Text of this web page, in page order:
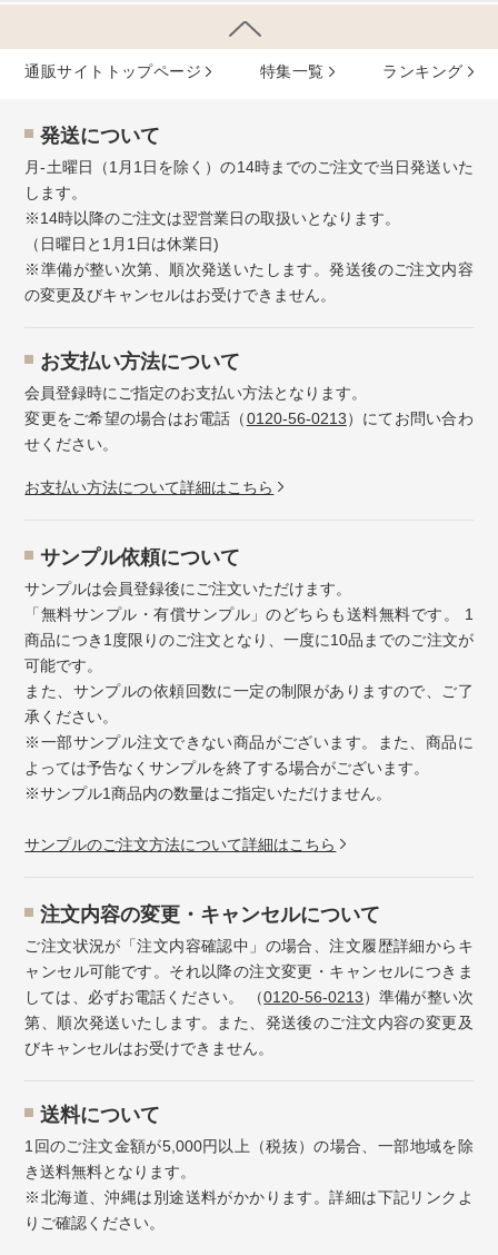
通販サイトトップページ 特集⼀覧 ランキング
発送について
月-土曜日（1月1日を除く）の14時までのご注文で当日発送いた
します。
※14時以降のご注文は翌営業日の取扱いとなります。
（日曜日と1月1日は休業日)
※準備が整い次第、順次発送いたします。発送後のご注文内容
の変更及びキャンセルはお受けできません。
お⽀払い⽅法について
会員登録時にご指定のお支払い方法となります。
変更をご希望の場合はお電話（0120-56-0213）にてお問い合わ
せください。
お⽀払い⽅法について詳細はこちら
サンプル依頼について
サンプルは会員登録後にご注文いただけます。
「無料サンプル・有償サンプル」のどちらも送料無料です。 1
商品につき1度限りのご注文となり、一度に10品までのご注文が
可能です。
また、サンプルの依頼回数に一定の制限がありますので、ご了
承ください。
※一部サンプル注文できない商品がございます。また、商品に
よっては予告なくサンプルを終了する場合がございます。
※サンプル1商品内の数量はご指定いただけません。
サンプルのご注文方法について詳細はこちら
注⽂内容の変更・キャンセルについて
ご注文状況が「注文内容確認中」の場合、注文履歴詳細からキ
ャンセル可能です。それ以降の注文変更・キャンセルにつきま
しては、必ずお電話ください。 （0120-56-0213）準備が整い次
第、順次発送いたします。また、発送後のご注文内容の変更及
びキャンセルはお受けできません。
送料について
1回のご注文金額が5,000円以上（税抜）の場合、一部地域を除
き送料無料となります。
※北海道、沖縄は別途送料がかかります。詳細は下記リンクよ
りご確認ください。